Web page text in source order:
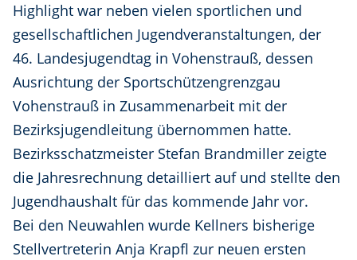
Highlight war neben vielen sportlichen und
gesellschaftlichen Jugendveranstaltungen, der
46. Landesjugendtag in Vohenstrauß, dessen
Ausrichtung der Sportschützengrenzgau
Vohenstrauß in Zusammenarbeit mit der
Bezirksjugendleitung übernommen hatte.
Bezirksschatzmeister Stefan Brandmiller zeigte
die Jahresrechnung detailliert auf und stellte den
Jugendhaushalt für das kommende Jahr vor.
Bei den Neuwahlen wurde Kellners bisherige
Stellvertreterin Anja Krapfl zur neuen ersten